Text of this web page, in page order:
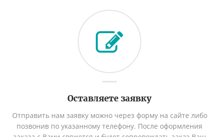
Оставляете заявку
Отправить нам заявку можно через форму на сайте либо
позвонив по указанному телефону. После оформления